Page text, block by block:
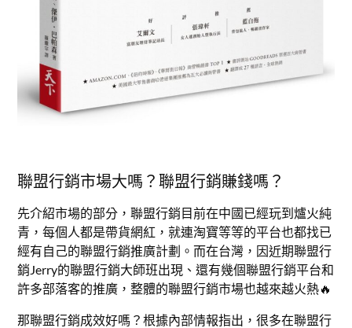
聯盟行銷市場大嗎？聯盟行銷賺錢嗎？
先介紹市場的部分，聯盟行銷目前在中國已經玩到爐火純
青，每個人都是帶貨網紅，就連淘寶等等的平台也都找已
經有自己的聯盟行銷推廣計劃。而在台灣，因近期聯盟行
銷Jerry的聯盟行銷大師班出現、還有幾個聯盟行銷平台和
許多部落客的推廣，整體的聯盟行銷市場也越來越火熱🔥
那聯盟行銷成效好嗎？根據內部情報指出，很多在聯盟行